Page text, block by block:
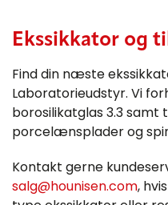
Ekssikkator og
Find din næste
Laboratorieudstyr. Vi
borosilikatglas 3.3 samt
porcelænsplader og
Kontakt gerne
salg@hounisen.com,